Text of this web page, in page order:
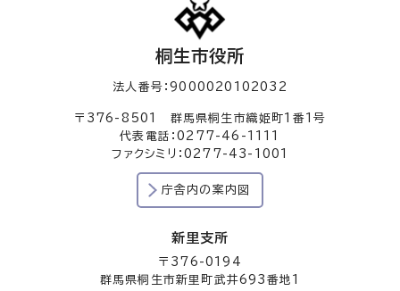
桐生市役所
法人番号：9000020102032
〒376-8501 群馬県桐生市織姫町1番1号
代表電話：0277-46-1111
ファクシミリ：0277-43-1001
庁舎内の案内図
新里支所
〒376-0194
群馬県桐生市新里町武井693番地1